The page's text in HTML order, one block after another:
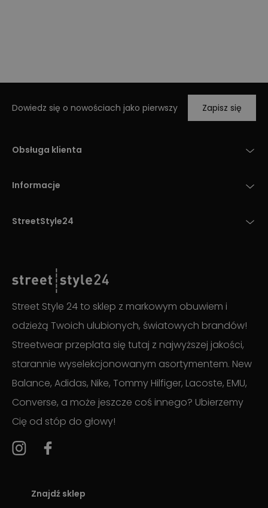
Dowiedz się o nowościach jako pierwszy Zapisz się
Obsługa klienta
Informacje
StreetStyle24
Street Style 24 to sklep z markowym obuwiem i
odzieżą Twoich ulubionych, światowych brandów!
Streetwear przeplata się tutaj z najwyższej jakości,
starannie wyselekcjonowanym asortymentem. New
Balance, Adidas, Nike, Tommy Hilfiger, Lacoste, EMU,
Converse, a może jeszcze coś innego? Ubierzemy
Cię od stóp do głowy!
Znajdź sklep